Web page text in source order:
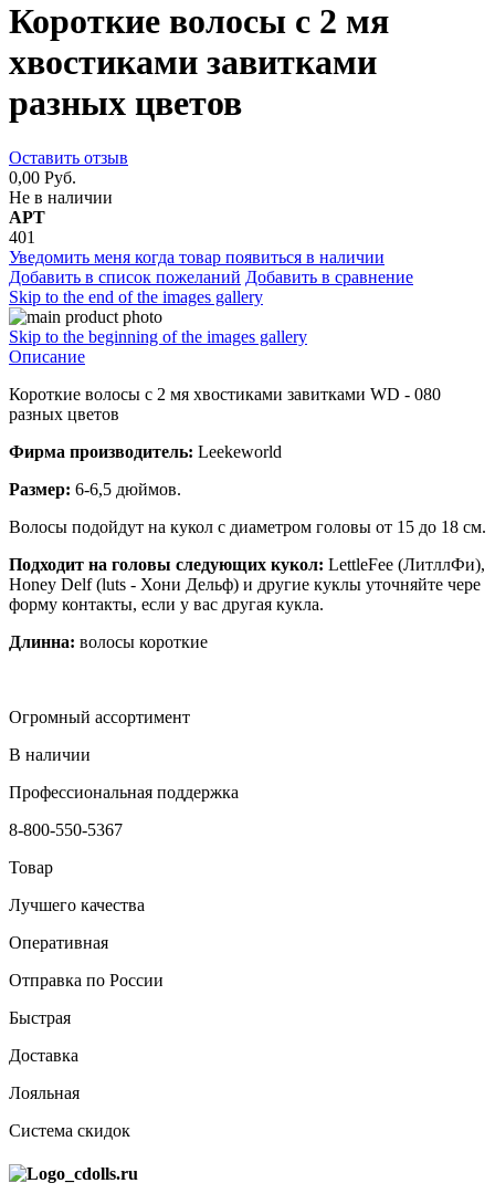
Короткие волосы с 2 мя
хвостиками завитками
разных цветов
Оставить отзыв
0,00 Руб.
Не в наличии
АРТ
401
Уведомить меня когда товар появиться в наличии
Добавить в список пожеланий Добавить в сравнение
Skip to the end of the images gallery
Skip to the beginning of the images gallery
Описание
Короткие волосы с 2 мя хвостиками завитками WD - 080
разных цветов
Фирма производитель: Leekeworld
Размер: 6-6,5 дюймов.
Волосы подойдут на кукол с диаметром головы от 15 до 18 см.
Подходит на головы следующих кукол: LettleFee (ЛитллФи),
Honey Delf (luts - Хони Дельф) и другие куклы уточняйте чере
форму контакты, если у вас другая кукла.
Длинна: волосы короткие
Огромный ассортимент
В наличии
Профессиональная поддержка
8-800-550-5367
Товар
Лучшего качества
Оперативная
Отправка по России
Быстрая
Доставка
Лояльная
Система скидок